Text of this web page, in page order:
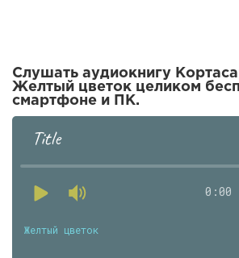
Слушать аудиокнигу
Желтый цветок целиком
смартфоне и ПК.
Title
0:00
Желтый цветок